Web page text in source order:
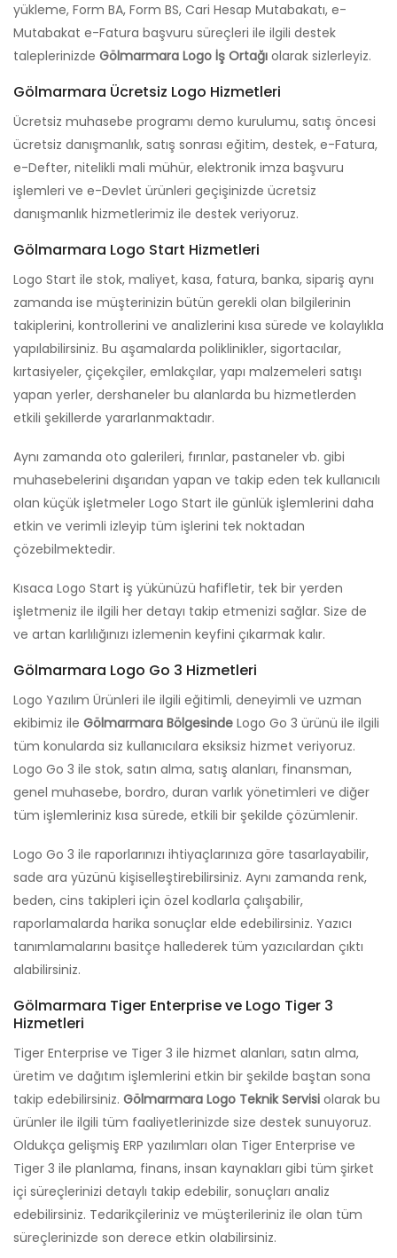
yükleme, Form BA, Form BS, Cari Hesap Mutabakatı, e-
Mutabakat e-Fatura başvuru süreçleri ile ilgili destek
taleplerinizde Gölmarmara Logo İş Ortağı olarak sizlerleyiz.
Gölmarmara Ücretsiz Logo Hizmetleri
Ücretsiz muhasebe programı demo kurulumu, satış öncesi
ücretsiz danışmanlık, satış sonrası eğitim, destek, e-Fatura,
e-Defter, nitelikli mali mühür, elektronik imza başvuru
işlemleri ve e-Devlet ürünleri geçişinizde ücretsiz
danışmanlık hizmetlerimiz ile destek veriyoruz.
Gölmarmara Logo Start Hizmetleri
Logo Start ile stok, maliyet, kasa, fatura, banka, sipariş aynı
zamanda ise müşterinizin bütün gerekli olan bilgilerinin
takiplerini, kontrollerini ve analizlerini kısa sürede ve kolaylıkla
yapılabilirsiniz. Bu aşamalarda poliklinikler, sigortacılar,
kırtasiyeler, çiçekçiler, emlakçılar, yapı malzemeleri satışı
yapan yerler, dershaneler bu alanlarda bu hizmetlerden
etkili şekillerde yararlanmaktadır.
Aynı zamanda oto galerileri, fırınlar, pastaneler vb. gibi
muhasebelerini dışarıdan yapan ve takip eden tek kullanıcılı
olan küçük işletmeler Logo Start ile günlük işlemlerini daha
etkin ve verimli izleyip tüm işlerini tek noktadan
çözebilmektedir.
Kısaca Logo Start iş yükünüzü hafifletir, tek bir yerden
işletmeniz ile ilgili her detayı takip etmenizi sağlar. Size de
ve artan karlılığınızı izlemenin keyfini çıkarmak kalır.
Gölmarmara Logo Go 3 Hizmetleri
Logo Yazılım Ürünleri ile ilgili eğitimli, deneyimli ve uzman
ekibimiz ile Gölmarmara Bölgesinde Logo Go 3 ürünü ile ilgili
tüm konularda siz kullanıcılara eksiksiz hizmet veriyoruz.
Logo Go 3 ile stok, satın alma, satış alanları, finansman,
genel muhasebe, bordro, duran varlık yönetimleri ve diğer
tüm işlemleriniz kısa sürede, etkili bir şekilde çözümlenir.
Logo Go 3 ile raporlarınızı ihtiyaçlarınıza göre tasarlayabilir,
sade ara yüzünü kişiselleştirebilirsiniz. Aynı zamanda renk,
beden, cins takipleri için özel kodlarla çalışabilir,
raporlamalarda harika sonuçlar elde edebilirsiniz. Yazıcı
tanımlamalarını basitçe hallederek tüm yazıcılardan çıktı
alabilirsiniz.
Gölmarmara Tiger Enterprise ve Logo Tiger 3
Hizmetleri
Tiger Enterprise ve Tiger 3 ile hizmet alanları, satın alma,
üretim ve dağıtım işlemlerini etkin bir şekilde baştan sona
takip edebilirsiniz. Gölmarmara Logo Teknik Servisi olarak bu
ürünler ile ilgili tüm faaliyetlerinizde size destek sunuyoruz.
Oldukça gelişmiş ERP yazılımları olan Tiger Enterprise ve
Tiger 3 ile planlama, finans, insan kaynakları gibi tüm şirket
içi süreçlerinizi detaylı takip edebilir, sonuçları analiz
edebilirsiniz. Tedarikçileriniz ve müşterileriniz ile olan tüm
süreçlerinizde son derece etkin olabilirsiniz.